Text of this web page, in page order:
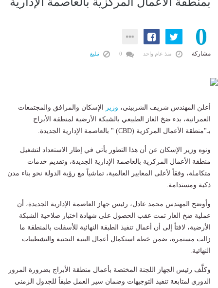
0
مشاركة منذ عام واحد تبليغ
أعلن المهندس شريف الشربيني، وزير الإسكان والمرافق والمجتمعات
العمرانية، بدء ضخ الغاز الطبيعي بالشبكة الأرضية لمنطقة الأبراج
بـ"منطقة الأعمال المركزية (CBD) " بالعاصمة الإدارية الجديدة.
ونوه وزير الإسكان عن أن هذا التطور يأتي في إطار الاستعداد لتشغيل
منطقة الأعمال المركزية بالعاصمة الإدارية الجديدة، وتقديم خدمات
متكاملة، وفقاً لأعلى المعايير العالمية، تماشياً مع رؤية الدولة نحو بناء مدن
ذكية ومستدامة.
وأوضح المهندس محمد عادل، رئيس جهاز العاصمة الإدارية الجديدة، أن
عملية ضخ الغاز تمت عقب الحصول على شهادة اختبار صلاحية الشبكة
الأرضية، لافتاً إلى أن أعمال تنفيذ الطبقة النهائية للأسفلت بالمنطقة ما
زالت مستمرة، ضمن خطة استكمال أعمال البنية التحتية والتشطيبات
النهائية.
وكلَّف رئيس الجهاز اللجنة المختصة بأعمال منطقة الأبراج بضرورة المرور
الدوري لمتابعة تنفيذ التوجيهات وضمان سير العمل طبقاً للجدول الزمني